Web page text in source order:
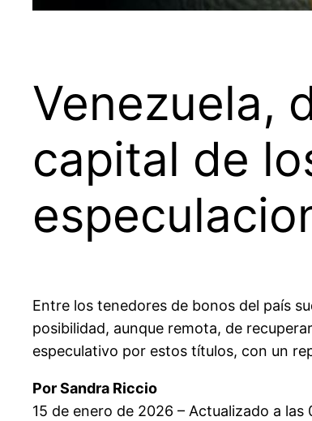
Venezuela,
capital de
Entre los tenedores de bonos del país
posibilidad, aunque remota, de
especulativo por estos títulos, con un
Por Sandra Riccio
15 de enero de 2026 – Actualizado a las